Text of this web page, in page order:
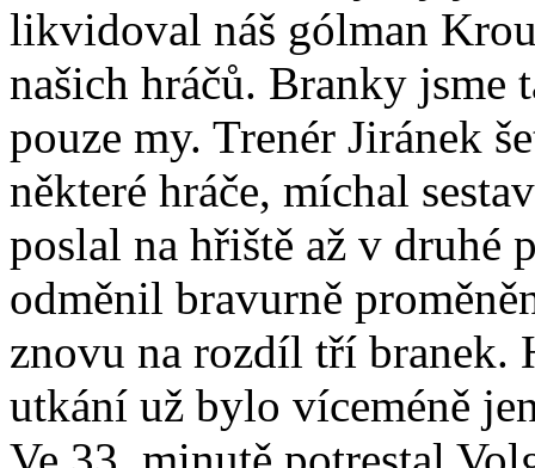
likvidoval náš gólman
našich hráčů. Branky jsme
pouze my. Trenér Jiránek
některé hráče, míchal
poslal na hřiště až v druhé
odměnil bravurně
znovu na rozdíl tří branek.
utkání už bylo víceméně